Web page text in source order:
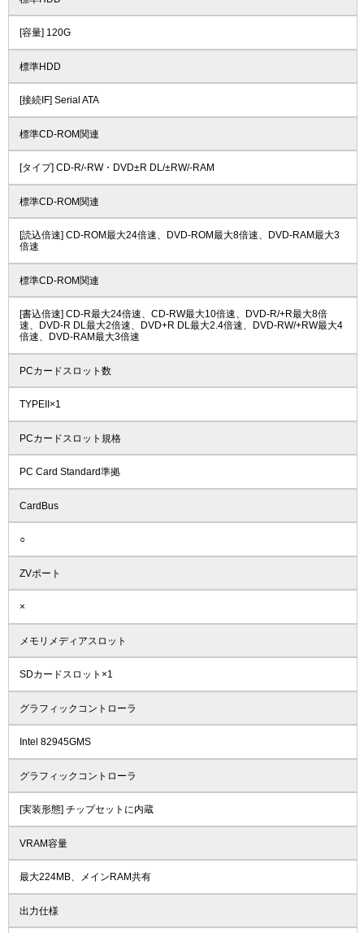
[容量] 120G
標準HDD
[接続IF] Serial ATA
標準CD-ROM関連
[タイプ] CD-R/-RW・DVD±R DL/±RW/-RAM
標準CD-ROM関連
[読込倍速] CD-ROM最大24倍速、DVD-ROM最大8倍速、DVD-RAM最大3
倍速
標準CD-ROM関連
[書込倍速] CD-R最大24倍速、CD-RW最大10倍速、DVD-R/+R最大8倍
速、DVD-R DL最大2倍速、DVD+R DL最大2.4倍速、DVD-RW/+RW最大4
倍速、DVD-RAM最大3倍速
PCカードスロット数
TYPEII×1
PCカードスロット規格
PC Card Standard準拠
CardBus
○
ZVポート
×
メモリメディアスロット
SDカードスロット×1
グラフィックコントローラ
Intel 82945GMS
グラフィックコントローラ
[実装形態] チップセットに内蔵
VRAM容量
最大224MB、メインRAM共有
出力仕様